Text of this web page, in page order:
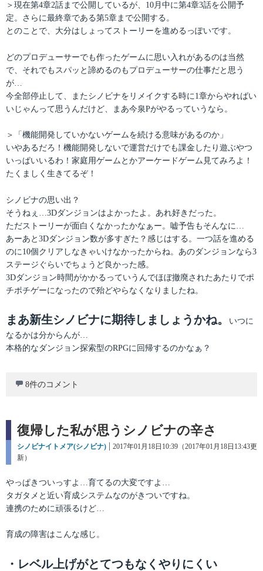
＞現在第4章2話まで公開しているが、10月中に第4章3話を公開予
定。さらに最終章である第5章まで公開する。
とのことで、大分はしょってストーリーを進めるっぽいです。
どのプロデューサーでも作ったゲームに思い入れがあるのは当然
で、それでもスパッと諦めるのもプロデューサーの仕事だと思う
が…
今全部停止して、またシノビナをリメイクする時に1章からやればい
いじゃんって思うんだけど、まあ今泉Pがやるっていうなら。
＞「機能開発していかないゲームを続ける意味があるのか」
いやあるだろ！機能開発しないで運営だけでも課金したり遊ぶやつ
いっぱいいるわ！家庭用ゲームとかアーケードゲーム見てみろよ！
たくましく生きてるぞ！
シノビナの思い出？
そうねぇ…3Dダンジョンはよかったよ。あれ好きだった。
ただストーリーが面白くなかったかなぁー。嘘予告もそんなに…
あーあと3Dダンジョン数が多すぎた？感じはする。一つ話を進める
のに10個クリアしなきゃいけなかったからね。あのダンジョンなら3
ステージぐらいでちょうど良かった感。
3Dダンジョン時間がかかるっていうんでほぼ撤廃されたあたりでポ
チポチゲーになったので殆どやらなくなりましたね。
まあ新生シノビナに期待しましょうかね。
いつに
なるかは分からんが…
本格的なダンジョン探索型のRPGに回帰するのかなぁ？
8件のコメント
復帰した私が思うシノビナの辛さ
カ
テ
リ
ー
シノビナイトメア(シノビナ)
投
2017年01月18日10:39（2017年01月18日13:43更
新）
やっぱきついっすよ…育てるの大変ですよ…
タガタメと近い育成システムなのがきついですね。
連携のために頑張るけど…
育成の障害はこんな感じ。
・レベル上げがとてつもなくやりにくい